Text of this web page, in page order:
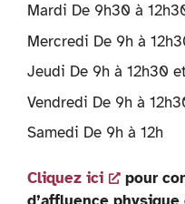
Mardi De 9h30 à
Mercredi De 9h à
Jeudi De 9h à 12h30
Vendredi De 9h à
Samedi De 9h à 12h
Cliquez ici
pour